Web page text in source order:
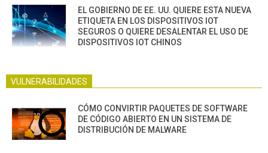
EL GOBIERNO DE EE. UU. QUIERE ESTA NUEVA
ETIQUETA EN LOS DISPOSITIVOS IOT
SEGUROS O QUIERE DESALENTAR EL USO DE
DISPOSITIVOS IOT CHINOS
VULNERABILIDADES
CÓMO CONVIRTIR PAQUETES DE SOFTWARE
DE CÓDIGO ABIERTO EN UN SISTEMA DE
DISTRIBUCIÓN DE MALWARE